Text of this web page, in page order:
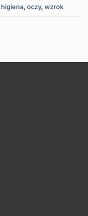
higiena, oczy, wzrok